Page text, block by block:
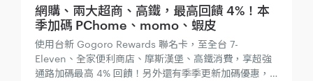
網購、兩大超商、高鐵，最高回饋 4%！本
季加碼 PChome、momo、蝦皮
使用台新 Gogoro Rewards 聯名卡，至全台 7-
Eleven、全家便利商店、摩斯漢堡、高鐵消費，享超強
通路加碼最高 4% 回饋！另外還有季季更新加碼優惠，